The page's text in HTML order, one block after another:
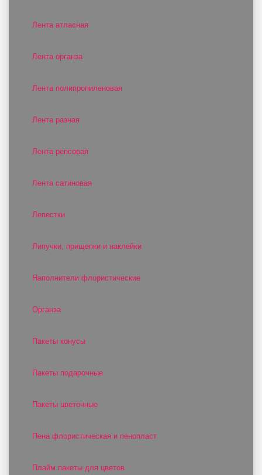
Лента атласная
Лента органза
Лента полипропиленовая
Лента разная
Лента репсовая
Лента сатиновая
Лепестки
Липучки, прищепки и наклейки
Наполнители флористические
Органза
Пакеты конусы
Пакеты подарочные
Пакеты цветочные
Пена флористическая и пенопласт
Плайм пакеты для цветов